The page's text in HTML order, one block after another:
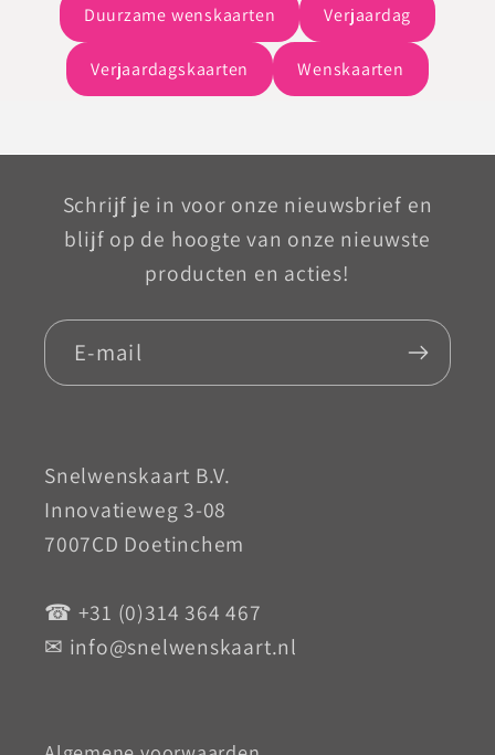
Duurzame wenskaarten Verjaardag
Verjaardagskaarten Wenskaarten
Schrijf je in voor onze nieuwsbrief en
blijf op de hoogte van onze nieuwste
producten en acties!
E‑mail
Snelwenskaart B.V.
Innovatieweg 3-08
7007CD Doetinchem
☎ +31 (0)314 364 467
✉ info@snelwenskaart.nl